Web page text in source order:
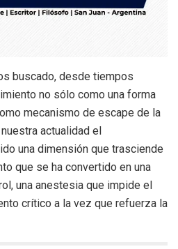
buscado, desde tiempos
no sólo como una forma
mecanismo de escape de la
actualidad el
una dimensión que trasciende
que se ha convertido en una
una anestesia que impide el
crítico a la vez que refuerza la